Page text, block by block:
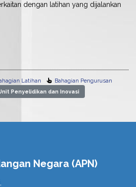
dengan latihan yang dijalankan
Latihan
Bahagian Pengurusan
Penyelidikan dan Inovasi
Negara (APN)